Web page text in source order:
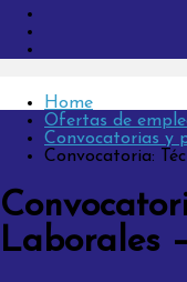
Home
Ofertas de
Convocatorias y
Convocatoria:
Laborales